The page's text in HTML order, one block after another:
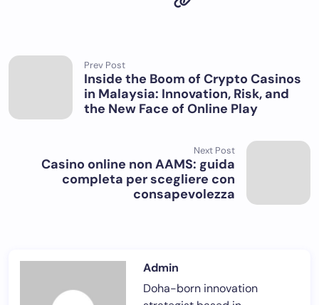
Prev Post
Inside the Boom of Crypto Casinos
in Malaysia: Innovation, Risk, and
the New Face of Online Play
Next Post
Casino online non AAMS: guida
completa per scegliere con
consapevolezza
Admin
Doha-born innovation